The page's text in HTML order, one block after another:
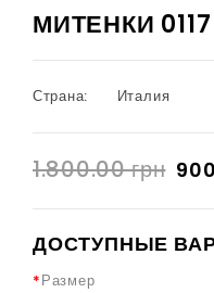
МИТЕНКИ
Страна: Италия
1.800.00 грн
ДОСТУПНЫЕ
Размер